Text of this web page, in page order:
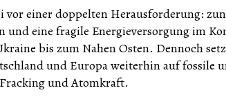
vor einer doppelten Herausforderung:
und eine fragile Energieversorgung im
bis zum Nahen Osten. Dennoch
und Europa weiterhin auf fossile
und Atomkraft.